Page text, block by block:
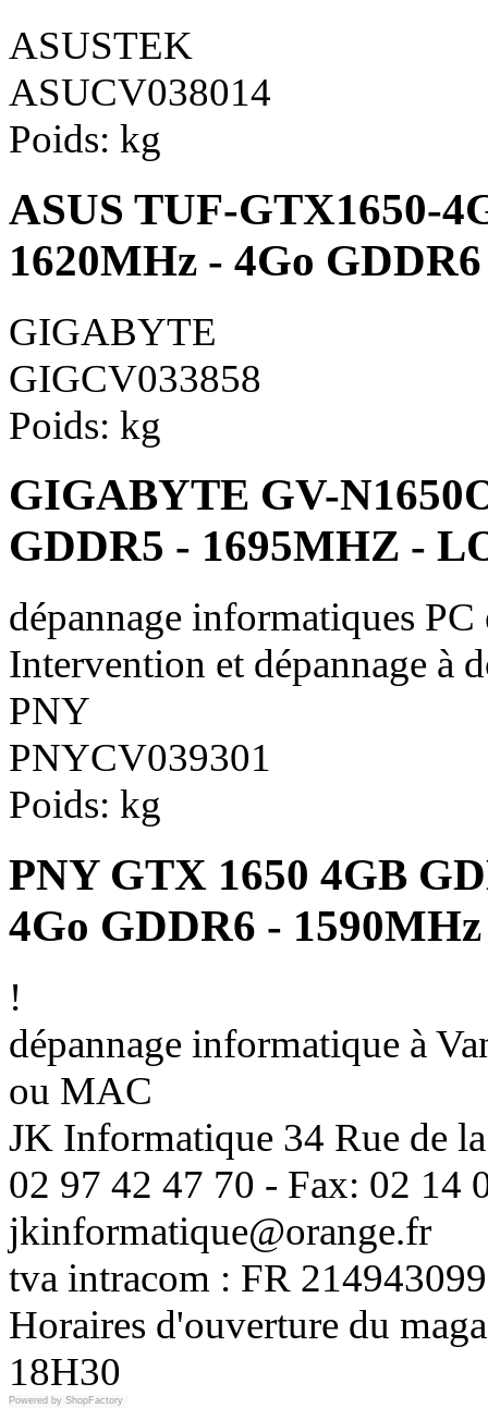
ASUSTEK
ASUCV038014
Poids: kg
ASUS TUF-GTX1650-
1620MHz - 4Go
GIGABYTE
GIGCV033858
Poids: kg
GIGABYTE GV-
GDDR5 - 1695MHZ -
dépannage informatiques
Intervention et dépannage à
PNY
PNYCV039301
Poids: kg
PNY GTX 1650 4GB
4Go GDDR6 -
!
dépannage informatique à
ou MAC
JK Informatique 34 Rue de
02 97 42 47 70 - Fax: 02 14
jkinformatique@orange.fr
tva intracom : FR
Horaires d'ouverture du
18H30
Powered by ShopFactory